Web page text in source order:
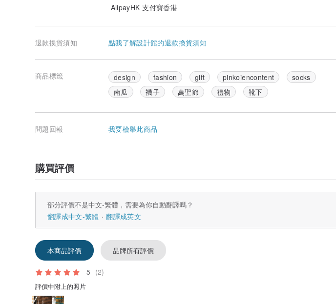
AlipayHK 支付寶香港
退款換貨須知 點我了解設計館的退款換貨須知
商品標籤 design fashion gift pinkoiencontent
socks
南瓜
襪子 萬聖節 禮物 靴下
問題回報 我要檢舉此商品
購買評價
部分評價不是中文-繁體，需要為你自動翻譯嗎？
翻譯成中文-繁體
翻譯成英文
本商品評價 品牌所有評價
5 (2)
評價中附上的照片